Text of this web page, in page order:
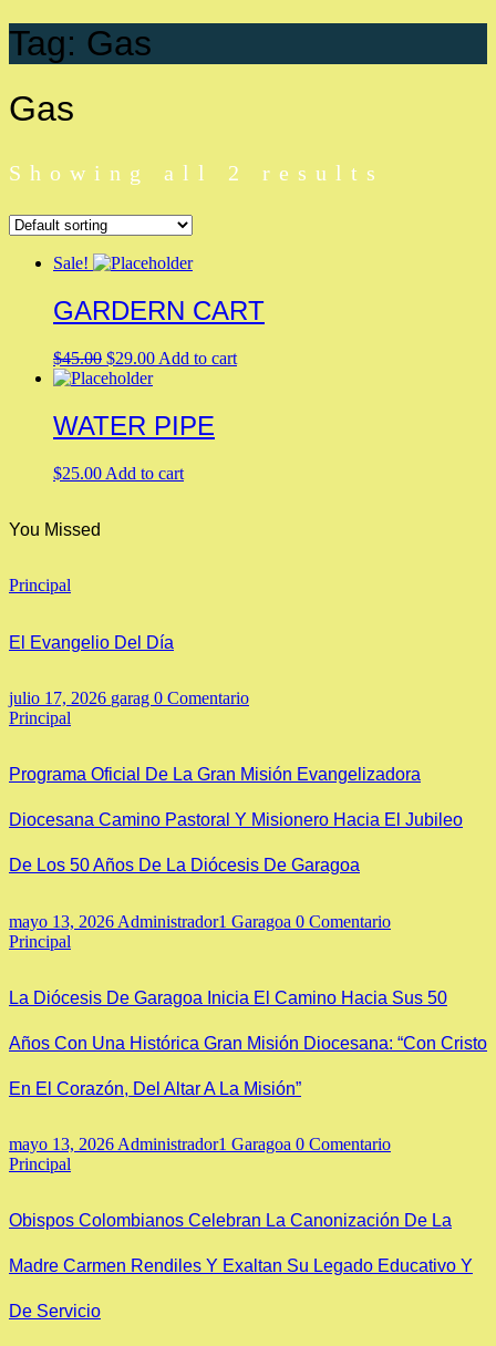
Tag: Gas
Gas
Showing all 2 results
Sale!
GARDERN CART
$45.00 Original
price
$45.00.
$29.00Current
$29.00.
Add to cart
WATER PIPE
$25.00 Add to cart
You Missed
Principal
El Evangelio Del Día
julio 17, 2026 garag 0 Comentario
Principal
Programa Oficial De La Gran Misión Evangelizadora
Diocesana Camino Pastoral Y Misionero Hacia El Jubileo
De Los 50 Años De La Diócesis De Garagoa
mayo 13, 2026 Administrador1 Garagoa 0 Comentario
Principal
La Diócesis De Garagoa Inicia El Camino Hacia Sus 50
Años Con Una Histórica Gran Misión Diocesana: “Con Cristo
En El Corazón, Del Altar A La Misión”
mayo 13, 2026 Administrador1 Garagoa 0 Comentario
Principal
Obispos Colombianos Celebran La Canonización De La
Madre Carmen Rendiles Y Exaltan Su Legado Educativo Y
De Servicio